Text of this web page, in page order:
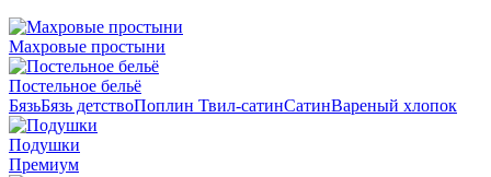
Махровые простыни
Постельное бельё
БязьБязь детствоПоплин Твил-сатинСатинВареный хлопок
Подушки
Премиум